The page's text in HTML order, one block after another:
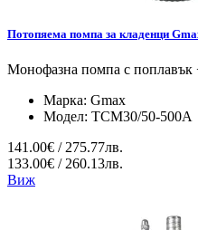
Потопяема помпа за кладенци
Монофазна помпа с поплавък
Марка: Gmax
Модел: TCM30/50-500A
141.00€ / 275.77лв.
133.00€ / 260.13лв.
Виж